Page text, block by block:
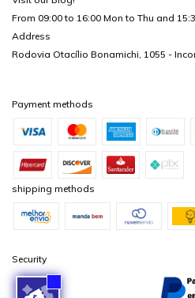
From 09:00 to 16:00 Mon to Thu and
Address
Rodovia Otacílio Bonamichi, 1055 -
Payment methods
shipping methods
Security